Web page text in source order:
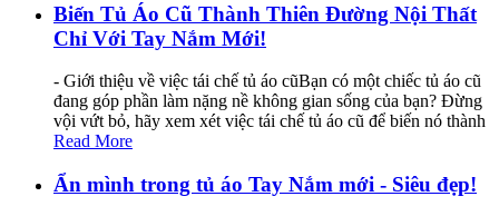
Biến Tủ Áo Cũ Thành Thiên Đường Nội Thất
Chỉ Với Tay Nắm Mới!
- Giới thiệu về việc tái chế tủ áo cũBạn có một chiếc tủ áo cũ
đang góp phần làm nặng nề không gian sống của bạn? Đừng
vội vứt bỏ, hãy xem xét việc tái chế tủ áo cũ để biến nó thành
Read More
Ẩn mình trong tủ áo Tay Nắm mới - Siêu đẹp!